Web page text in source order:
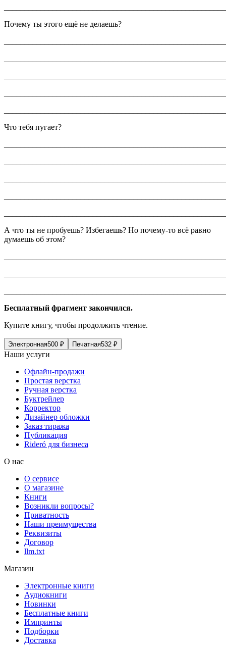
Почему ты этого ещё не делаешь?
Что тебя пугает?
А что ты не пробуешь? Избегаешь? Но почему-то всё равно
думаешь об этом?
Бесплатный фрагмент закончился.
Купите книгу, чтобы продолжить чтение.
Электронная500 ₽ Печатная532 ₽
Наши услуги
Офлайн-продажи
Простая верстка
Ручная верстка
Буктрейлер
Корректор
Дизайнер обложки
Заказ тиража
Публикация
Rideró для бизнеса
О нас
О сервисе
О магазине
Книги
Возникли вопросы?
Приватность
Наши преимущества
Реквизиты
Договор
llm.txt
Магазин
Электронные книги
Аудиокниги
Новинки
Бесплатные книги
Импринты
Подборки
Доставка